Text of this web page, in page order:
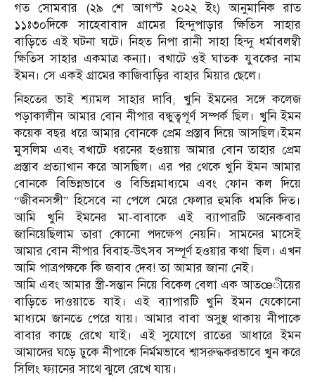
গত সোমবার (২৯ শে আগস্ট ২০২২ ইং) আনুমানিক রাত
১১ঃ৩০দিকে সাহেবাবাদ গ্রামের হিন্দুপাড়ার ক্ষিতিস সাহার
বাড়িতে এই ঘটনা ঘটে। নিহত নিপা রানী সাহা হিন্দু ধর্মাবলম্বী
ক্ষিতিস সাহার একমাত্র কন্যা। বখাটে ওই ঘাতক যুবকের নাম
ইমন। সে একই গ্রামের কাজিবাড়ির বাহার মিয়ার ছেলে।
নিহতের ভাই শ্যামল সাহার দাবি, খুনি ইমনের সঙ্গে কলেজ
পড়াকালীন আমার বোন নীপার বন্ধুত্বপূর্ণ সম্পর্ক ছিল। খুনি ইমন
কয়েক বছর ধরে আমার বোনকে প্রেম প্রস্তাব দিয়ে আসছিল।ইমন
মুসলিম এবং বখাটে ধরনের হওয়ায় আমার বোন তাহার প্রেম
প্রস্তাব প্রত্যাখান করে আসছিল। এর পর থেকে খুনি ইমন আমার
বোনকে বিভিন্নভাবে ও বিভিন্নমাধ্যমে এবং ফোন কল দিয়ে
“জীবনসঙ্গী” হিসেবে না পেলে মেরে ফেলার হুমকি ধমকি দিত।
আমি খুনি ইমনের মা-বাবাকে এই ব্যাপারটি অনেকবার
জানিয়েছিলাম তারা কোনো পদক্ষেপ নেয়নি। সামনের মাসেই
আমার বোন নীপার বিবাহ-উৎসব সম্পূর্ণ হওয়ার কথা ছিল। এখন
আমি পাত্রপক্ষকে কি জবাব দেব! তা আমার জানা নেই।
আমি এবং আমার স্ত্রী-সন্তান নিয়ে বিকেল বেলা এক আতœীয়ের
বাড়িতে দাওয়াতে যাই। এই ব্যাপারটি খুনি ইমন যেকোনো
মাধ্যমে জানতে পেরে যায়। আমার বাবা অসুস্থ থাকায় নীপাকে
বাবার কাছে রেখে যাই। এই সুযোগে রাতের আধারে ইমন
আমাদের ঘড়ে ঢুকে নীপাকে নির্মমভাবে শ্বাসরুদ্ধকরভাবে খুন করে
সিলিং ফ্যানের সাথে ঝুলে রেখে যায়।